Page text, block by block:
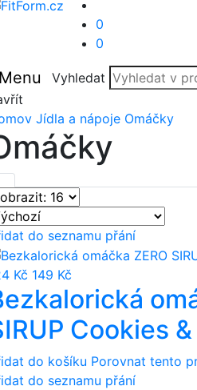
0
0
Vyhledat
Jídla a nápoje Omáčky
do seznamu přání
Kč 149 Kč
Cookies
do košíku Porovnat tento
do seznamu přání